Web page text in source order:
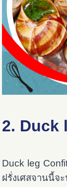
2. Duck
Duck leg
ฝรั่งเศสจานนี้จ